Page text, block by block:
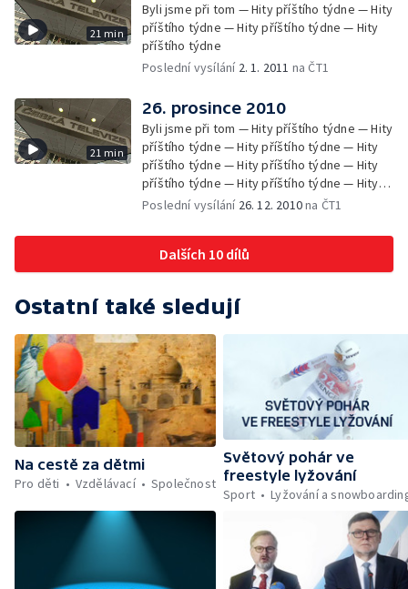
21 min
Byli jsme při tom — Hity příštího týdne — Hity
příštího týdne — Hity příštího týdne — Hity
příštího týdne
Poslední vysílání 2. 1. 2011 na ČT1
21 min
26. prosince 2010
Byli jsme při tom — Hity příštího týdne — Hity
příštího týdne — Hity příštího týdne — Hity
příštího týdne — Hity příštího týdne — Hity
příštího týdne — Hity příštího týdne — Hity
příštího týdne — Hity příštího týdne — Hity
příštího týdne
Poslední vysílání 26. 12. 2010na ČT1
Dalších 10 dílů
Ostatní také sledují
Na cestě za dětmi
Pro děti
Vzdělávací Společnost
Světový pohár ve
freestyle lyžování
Sport
Lyžování a